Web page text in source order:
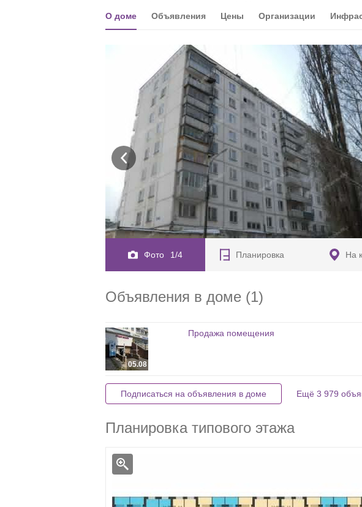
О доме Объявления Цены Организации
Фото 1/4 Планировка На
Объявления в доме (1)
05.08
Продажа помещения
Подписаться на объявления в доме Ещё 3 979
Планировка типового этажа